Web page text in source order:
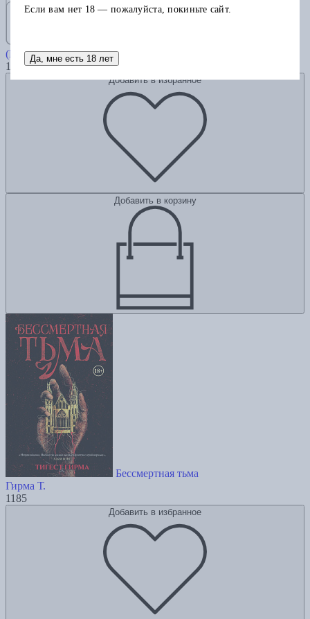
(Плоский мир: Смерть #1)
1105
Добавить в избранное
Добавить в корзину
Бессмертная тьма
Гирма Т.
1185
Добавить в избранное
Если вам нет 18 — пожалуйста, покиньте сайт.
Да, мне есть 18 лет